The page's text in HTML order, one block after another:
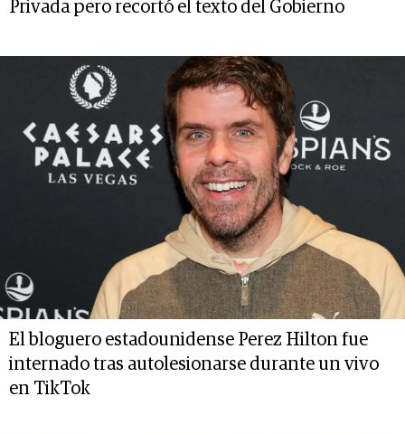
Privada pero recortó el texto del Gobierno
El bloguero estadounidense Perez Hilton fue
internado tras autolesionarse durante un vivo
en TikTok